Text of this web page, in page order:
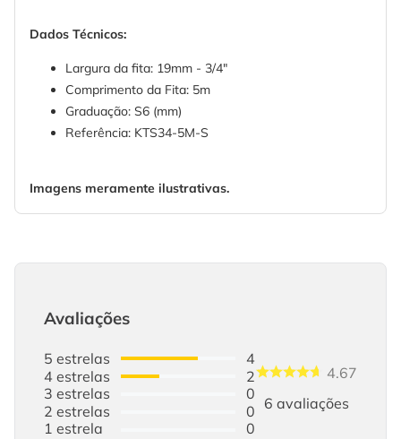
Dados Técnicos:
Largura da fita: 19mm - 3/4"
Comprimento da Fita: 5m
Graduação: S6 (mm)
Referência: KTS34-5M-S
Imagens meramente ilustrativas.
Avaliações
5estrelas
4estrelas
3estrelas
2estrelas
1estrela
4
2
0
0
0
4.67
6 avaliações